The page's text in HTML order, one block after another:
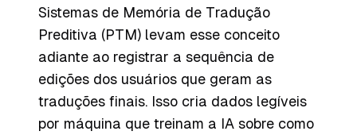
Sistemas de Memória de Tradução
Preditiva (PTM) levam esse conceito
adiante ao registrar a sequência de
edições dos usuários que geram as
traduções finais. Isso cria dados legíveis
por máquina que treinam a IA sobre como